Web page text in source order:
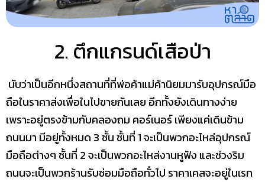
2. ตึกแกรนด์เสือป่า
นับว่าเป็นอีกหนึ่งสถานที่ที่พ่อค้าแม่ค้านิยมมารับอุปกรณ์มือ
ถือในราคาส่งเพื่อในไปขายกันเลย อีกทั้งยังเดินทางง่าย
เพราะอยู่ตรงข้ามกับคลองถม คอร์เนอร์ เพียงแค่เดินข้าม
ถนนมา มีอยู่ทั้งหมด 3 ชั้น ชั้นที่ 1 จะเป็นพวกอะไหล่อุปกรณ์
มือถือต่างๆ ชั้นที่ 2 จะเป็นพวกอะไหล่งานหูฟัง และช่วงริม
ถนนจะเป็นพวกร้านรับซ่อมมือถือทั่วไป ราคาเคสจะอยู่ในเรท